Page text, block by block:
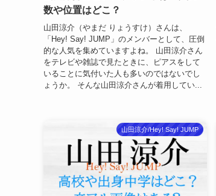
数や位置はどこ？
山田涼介（やまだ りょうすけ）さんは、
「Hey! Say! JUMP」のメンバーとして、圧倒
的な人気を集めていますよね。 山田涼介さん
をテレビや雑誌で見たときに、ピアスをして
いることに気付いた人も多いのではないでし
ょうか。 そんな山田涼介さんが着用してい...
山田涼介/Hey! Say! JUMP